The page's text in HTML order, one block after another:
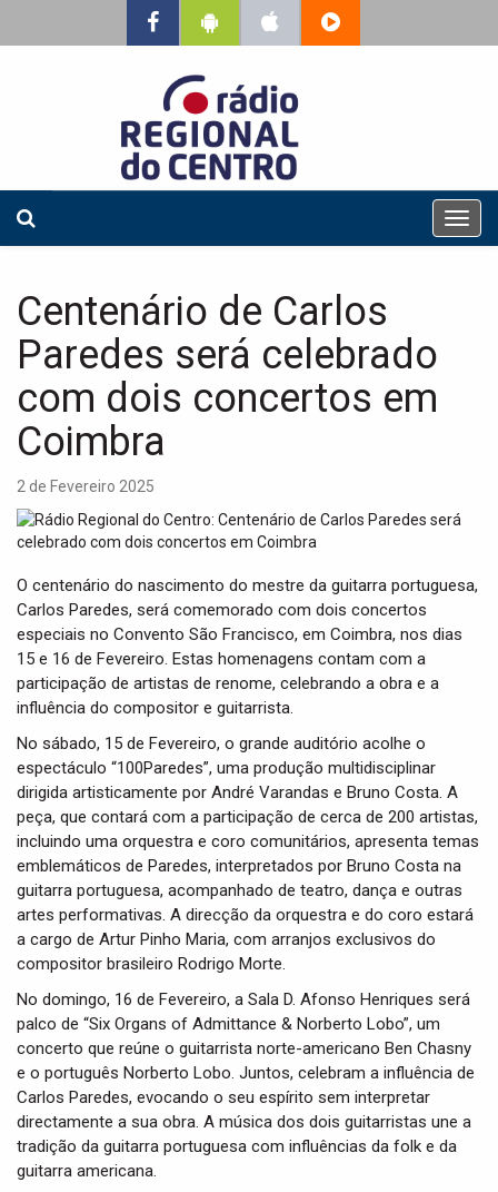
T
o
i
Centenário de Carlos
Paredes será celebrado
com dois concertos em
Coimbra
2 de Fevereiro 2025
O centenário do nascimento do mestre da guitarra portuguesa,
Carlos Paredes, será comemorado com dois concertos
especiais no Convento São Francisco, em Coimbra, nos dias
15 e 16 de Fevereiro. Estas homenagens contam com a
participação de artistas de renome, celebrando a obra e a
influência do compositor e guitarrista.
No sábado, 15 de Fevereiro, o grande auditório acolhe o
espectáculo “100Paredes”, uma produção multidisciplinar
dirigida artisticamente por André Varandas e Bruno Costa. A
peça, que contará com a participação de cerca de 200 artistas,
incluindo uma orquestra e coro comunitários, apresenta temas
emblemáticos de Paredes, interpretados por Bruno Costa na
guitarra portuguesa, acompanhado de teatro, dança e outras
artes performativas. A direcção da orquestra e do coro estará
a cargo de Artur Pinho Maria, com arranjos exclusivos do
compositor brasileiro Rodrigo Morte.
No domingo, 16 de Fevereiro, a Sala D. Afonso Henriques será
palco de “Six Organs of Admittance & Norberto Lobo”, um
concerto que reúne o guitarrista norte-americano Ben Chasny
e o português Norberto Lobo. Juntos, celebram a influência de
Carlos Paredes, evocando o seu espírito sem interpretar
directamente a sua obra. A música dos dois guitarristas une a
tradição da guitarra portuguesa com influências da folk e da
guitarra americana.